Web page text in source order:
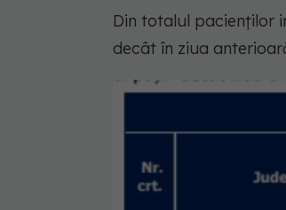
Din totalul pacienților
decât în ziua